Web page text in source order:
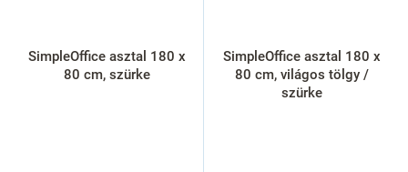
SimpleOffice asztal 180 x
80 cm, szürke
SimpleOffice asztal 180 x
80 cm, világos tölgy /
szürke